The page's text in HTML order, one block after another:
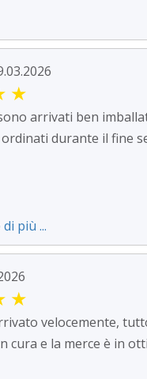
★
arrivati ben
durante il fine
più ...
★
velocemente,
cura e la merce è in